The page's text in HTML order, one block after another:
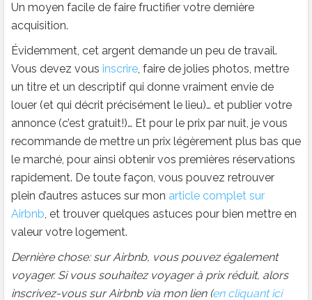
Un moyen facile de faire fructifier votre dernière
acquisition.
Évidemment, cet argent demande un peu de travail.
Vous devez vous inscrire, faire de jolies photos, mettre
un titre et un descriptif qui donne vraiment envie de
louer (et qui décrit précisément le lieu)… et publier votre
annonce (c’est gratuit!)… Et pour le prix par nuit, je vous
recommande de mettre un prix légèrement plus bas que
le marché, pour ainsi obtenir vos premières réservations
rapidement. De toute façon, vous pouvez retrouver
plein d’autres astuces sur mon article complet sur
Airbnb, et trouver quelques astuces pour bien mettre en
valeur votre logement.
Dernière chose: sur Airbnb, vous pouvez également
voyager. Si vous souhaitez voyager à prix réduit, alors
inscrivez-vous sur Airbnb via mon lien (en cliquant ici